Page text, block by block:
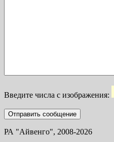
Введите числа с изображения:
РА "Айвенго", 2008-2026